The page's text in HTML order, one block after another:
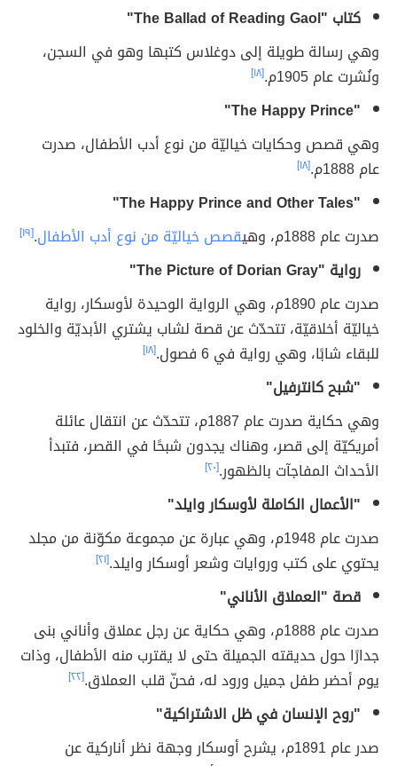
كتاب "The Ballad of Reading Gaol"
وهي رسالة طويلة إلى دوغلاس كتبها وهو في السجن،
ونُشرت عام 1905م.
[١٨]
"The Happy Prince"
وهي قصص وحكايات خياليّة من نوع أدب الأطفال، صدرت
عام 1888م.
[١٨]
"The Happy Prince and Other Tales"
صدرت عام 1888م، وهي
قصص خياليّة من نوع أدب الأطفال.[١٩]
رواية "The Picture of Dorian Gray"
صدرت عام 1890م، وهي الرواية الوحيدة لأوسكار، رواية
خياليّة أخلاقيّة، تتحدّث عن قصة لشاب يشتري الأبديّة والخلود
للبقاء شابًا، وهي رواية في 6 فصول.
[١٨]
"شبح كانترفيل"
وهي حكاية صدرت عام 1887م، تتحدّث عن انتقال عائلة
أمريكيّة إلى قصر، وهناك يجدون شبحًا في القصر، فتبدأ
الأحداث المفاجآت بالظهور.[٢٠]
"الأعمال الكاملة لأوسكار وايلد"
صدرت عام 1948م، وهي عبارة عن مجموعة مكوّنة من مجلد
يحتوي على كتب وروايات وشعر أوسكار وايلد.[٢١]
قصة "العملاق الأناني"
صدرت عام 1888م، وهي حكاية عن رجل عملاق وأناني بنى
جدارًا حول حديقته الجميلة حتى لا يقترب منه الأطفال، وذات
يوم أحضر طفل جميل ورود له، فحنّ قلب العملاق.[٢٢]
"روح الإنسان في ظل الاشتراكية"
صدر عام 1891م، يشرح أوسكار وجهة نظر أناركية عن